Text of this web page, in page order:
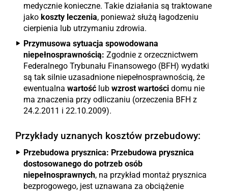
medycznie konieczne. Takie działania są traktowane
jako koszty leczenia, ponieważ służą łagodzeniu
cierpienia lub utrzymaniu zdrowia.
Przymusowa sytuacja spowodowana
niepełnosprawnością: Zgodnie z orzecznictwem
Federalnego Trybunału Finansowego (BFH) wydatki
są tak silnie uzasadnione niepełnosprawnością, że
ewentualna wartość lub wzrost wartości domu nie
ma znaczenia przy odliczaniu (orzeczenia BFH z
24.2.2011 i 22.10.2009).
Przykłady uznanych kosztów przebudowy:
Przebudowa prysznica: Przebudowa prysznica
dostosowanego do potrzeb osób
niepełnosprawnych, na przykład montaż prysznica
bezprogowego, jest uznawana za obciążenie